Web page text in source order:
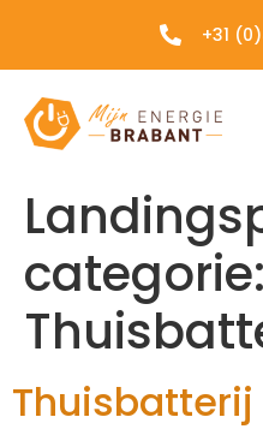
+31
categorie: